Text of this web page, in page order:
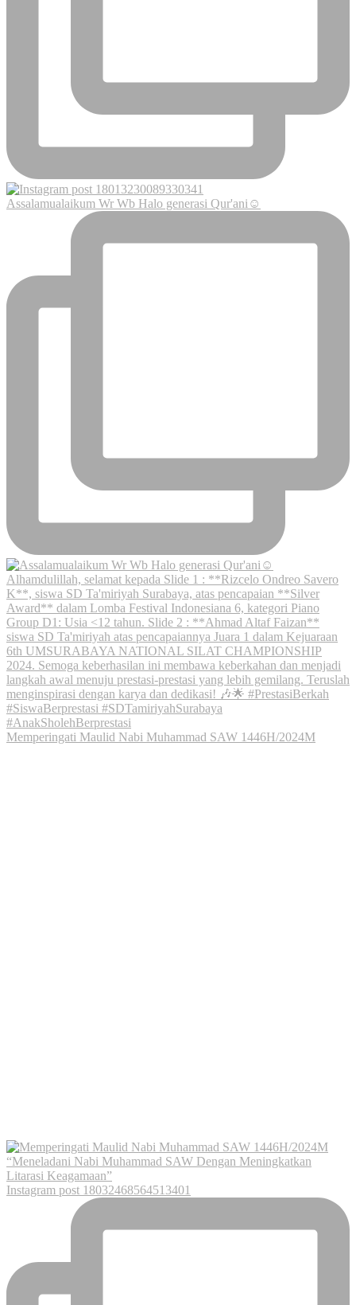
Assalamualaikum Wr Wb Halo generasi Qur'ani☺️
Memperingati Maulid Nabi Muhammad SAW 1446H/2024M
Instagram post 18032468564513401